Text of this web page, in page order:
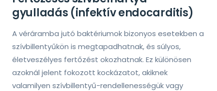
gyulladás (infektív endocarditis)
A véráramba jutó baktériumok bizonyos esetekben a
szívbillentyűkön is megtapadhatnak, és súlyos,
életveszélyes fertőzést okozhatnak. Ez különösen
azoknál jelent fokozott kockázatot, akiknek
valamilyen szívbillentyű-rendellenességük vagy